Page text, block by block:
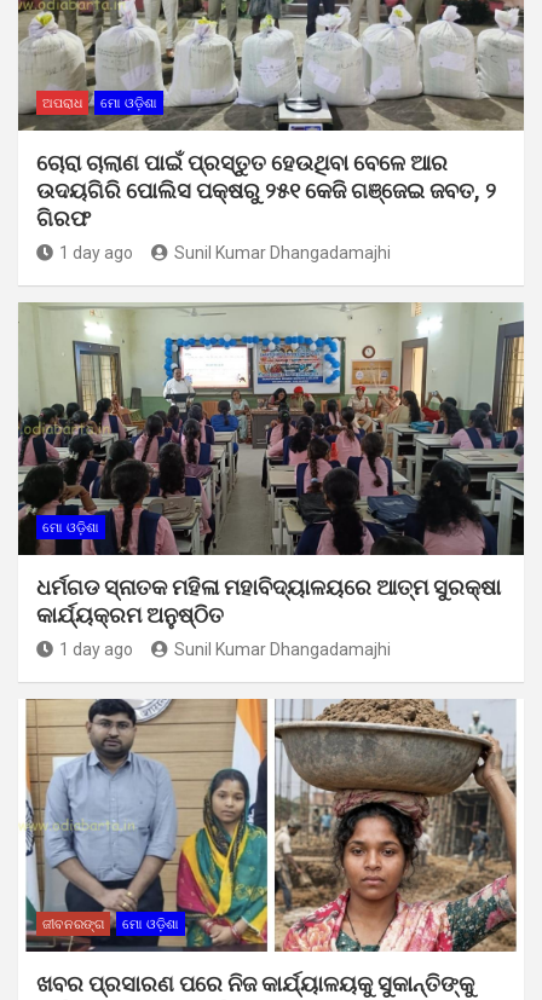
ଅପରାଧ ମୋ ଓଡ଼ିଶା
ଚୋରା ଚାଲାଣ ପାଇଁ ପ୍ରସ୍ତୁତ ହେଉଥିବା ବେଳେ ଆର
ଉଦୟଗିରି ପୋଲିସ ପକ୍ଷରୁ ୨୫୧ କେଜି ଗଞ୍ଜେଇ ଜବତ, ୨
ଗିରଫ
1 day ago Sunil Kumar Dhangadamajhi
ମୋ ଓଡ଼ିଶା
ଧର୍ମଗଡ ସ୍ନାତକ ମହିଳା ମହାବିଦ୍ୟାଳୟରେ ଆତ୍ମ ସୁରକ୍ଷା
କାର୍ଯ୍ୟକ୍ରମ ଅନୁଷ୍ଠିତ
1 day ago Sunil Kumar Dhangadamajhi
ଜୀବନରଙ୍ଗ ମୋ ଓଡ଼ିଶା
ଖବର ପ୍ରସାରଣ ପରେ ନିଜ କାର୍ଯ୍ୟାଳୟକୁ ସୁକାନ୍ତିଙ୍କୁ